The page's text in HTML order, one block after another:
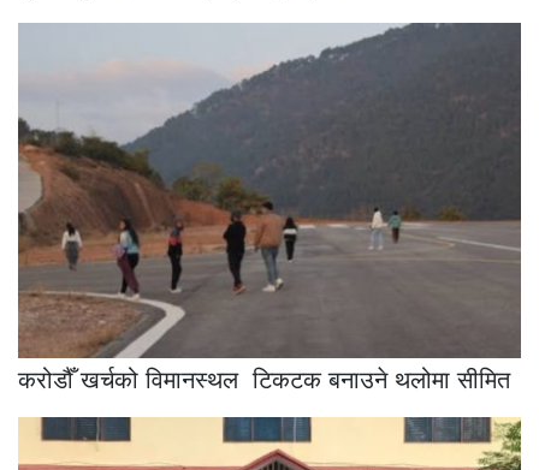
करोडौँ खर्चको विमानस्थल टिकटक बनाउने थलोमा सीमित